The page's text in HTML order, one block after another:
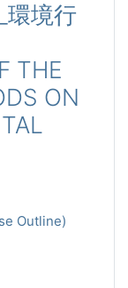
環境行
THE
ON
Outline)